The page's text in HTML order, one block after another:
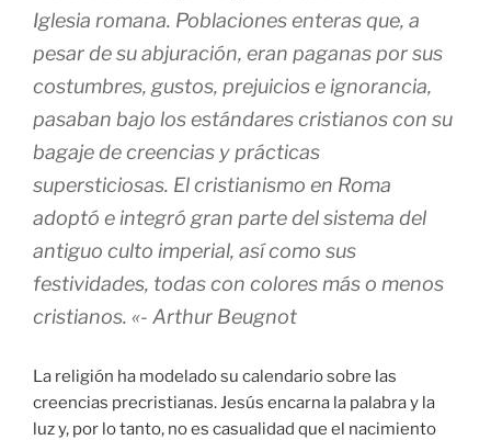
Iglesia romana. Poblaciones enteras que, a
pesar de su abjuración, eran paganas por sus
costumbres, gustos, prejuicios e ignorancia,
pasaban bajo los estándares cristianos con su
bagaje de creencias y prácticas
supersticiosas. El cristianismo en Roma
adoptó e integró gran parte del sistema del
antiguo culto imperial, así como sus
festividades, todas con colores más o menos
cristianos. «- Arthur Beugnot
La religión ha modelado su calendario sobre las
creencias precristianas. Jesús encarna la palabra y la
luz y, por lo tanto, no es casualidad que el nacimiento